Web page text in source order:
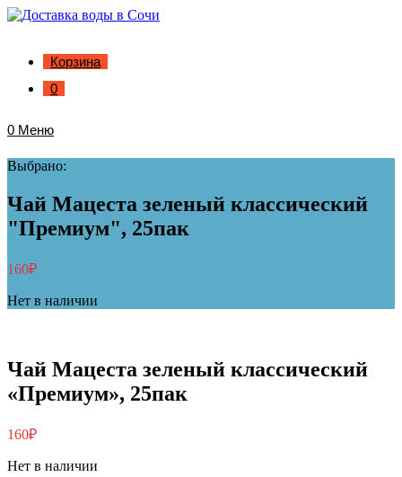
Корзина
0
0 Меню
Выбрано:
Чай Мацеста зеленый классический
"Премиум", 25пак
160₽
Нет в наличии
Чай Мацеста зеленый классический
«Премиум», 25пак
160₽
Нет в наличии